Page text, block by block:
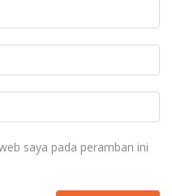
saya pada peramban ini